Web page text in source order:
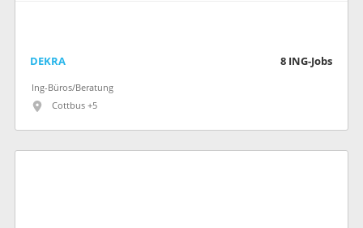
DEKRA 8 ING-Jobs
Ing-Büros/Beratung
Cottbus +5